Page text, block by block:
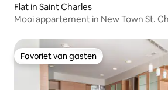
Flat in Saint Charles
Mooi appartement in New Town St.
Favoriet van gasten
Favoriet van gasten